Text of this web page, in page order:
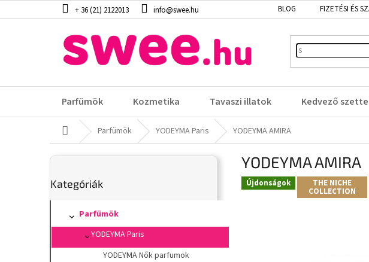
a
+ 36 (21) 2122013 info@swee.hu BLOG FIZETÉSI ÉS
Parfümök Kozmetika Tavaszi illatok Kedvező
KezdőlapParfümök YODEYMA Paris YODEYMA AMIRA
l
a
l
ó
átugrása
Kategóriák
Parfümök
YODEYMA Paris
YODEYMA Nők parfumok
YODEYMA AMIRA
Újdonságok THE NICHE
COLLECTION